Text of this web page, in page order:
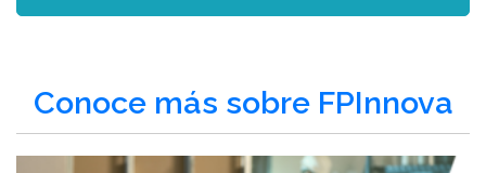
Conoce más sobre FPInnova